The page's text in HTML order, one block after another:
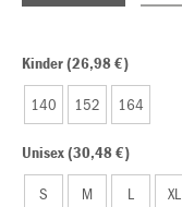
Kinder (26,98 €)
140 152 164
Unisex (30,48 €)
S M L XL